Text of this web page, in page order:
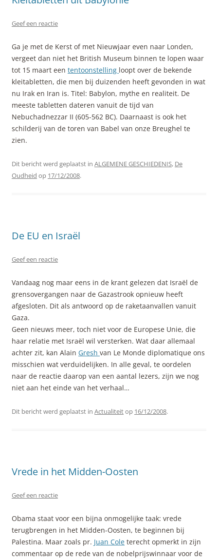
Geef een reactie
Ga je met de Kerst of met Nieuwjaar even naar Londen,
vergeet dan niet het British Museum binnen te lopen waar
tot 15 maart een tentoonstelling loopt over de bekende
kleitabletten, die men bij duizenden heeft gevonden in wat
nu Irak en Iran is. Titel: Babylon, mythe en realiteit. De
meeste tabletten dateren vanuit de tijd van
Nebuchadnezzar II (605-562 BC). Daarnaast is ook het
schilderij van de toren van Babel van onze Breughel te
zien.
Dit bericht werd geplaatst in ALGEMENE GESCHIEDENIS, De
Oudheid op 17/12/2008.
De EU en Israël
Geef een reactie
Vandaag nog maar eens in de krant gelezen dat Israël de
grensovergangen naar de Gazastrook opnieuw heeft
afgesloten. Dit als antwoord op de raketaanvallen vanuit
Gaza.
Geen nieuws meer, toch niet voor de Europese Unie, die
haar relatie met Israël wil versterken. Wat daar allemaal
achter zit, kan Alain Gresh van Le Monde diplomatique ons
misschien wat verduidelijken. In alle geval, te oordelen
naar de reactie daarop van een aantal lezers, zijn we nog
niet aan het einde van het verhaal…
Dit bericht werd geplaatst in Actualiteitop 16/12/2008.
Vrede in het Midden-Oosten
Geef een reactie
Obama staat voor een bijna onmogelijke taak: vrede
terugbrengen in het Midden-Oosten, te beginnen bij
Palestina. Maar zoals pr. Juan Cole terecht opmerkt in zijn
commentaar op de rede van de nobelprijswinnaar voor de